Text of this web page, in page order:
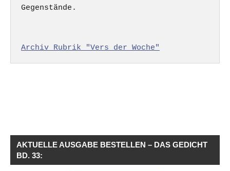
Gegenstände.
Archiv Rubrik "Vers der Woche"
AKTUELLE AUSGABE BESTELLEN – DAS GEDICHT
BD. 33: